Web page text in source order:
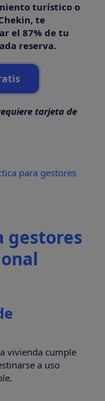
turístico o
te
el 87% de tu
reserva.
tarjeta de
para gestores
gestores
vivienda cumple
a uso